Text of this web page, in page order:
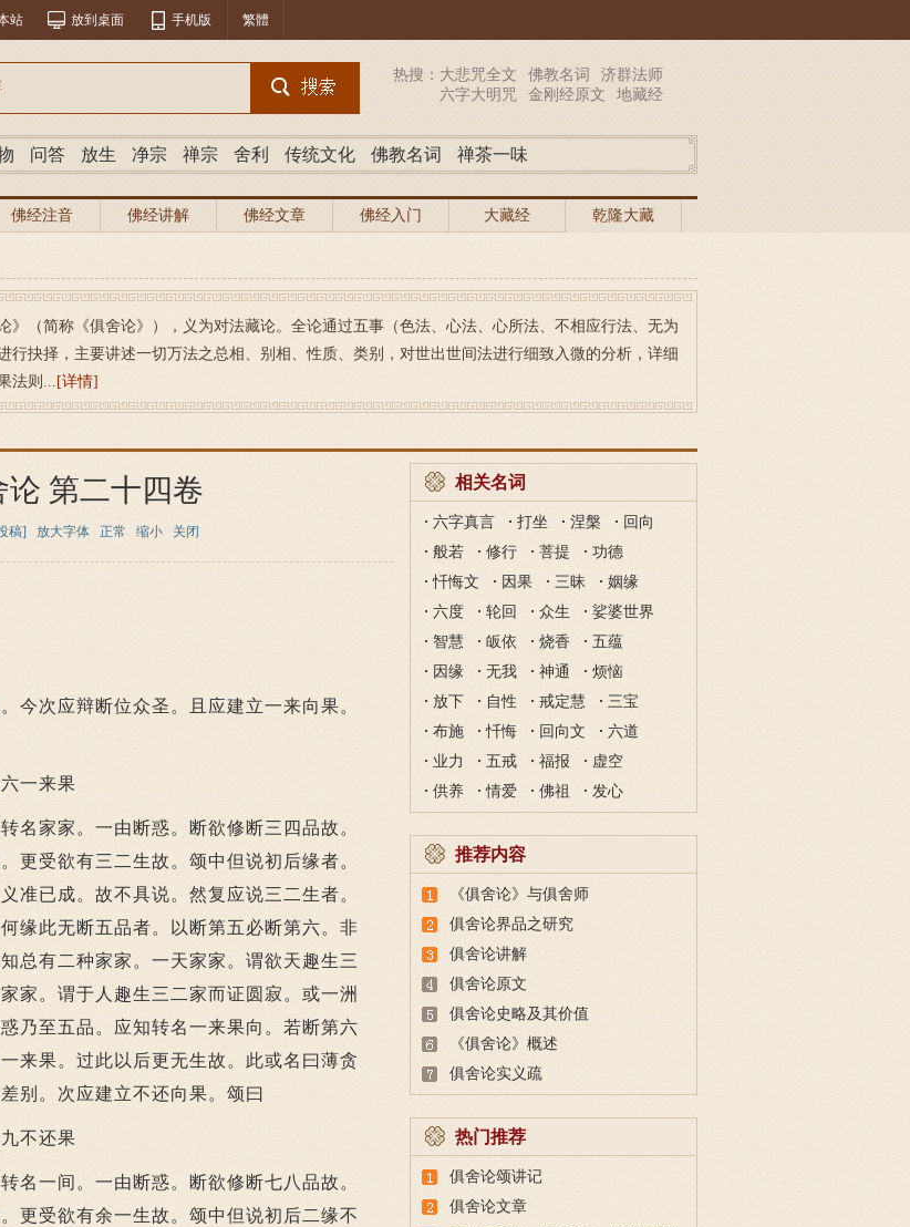
站 放到桌面 手机版 繁體
热搜： 大悲咒全文 佛教名词
济群法师
六字大明咒
金刚经原文 地藏经
问答 放生 净宗 禅宗 舍利 传统文化 佛教名词 禅茶一味
佛经注音 佛经讲解 佛经文章 佛经入门 大藏经
乾隆大藏
》（简称《俱舍论》），义为对法藏论。全论通过五事（色法、心法、心所法、不相应行法、无为
行抉择，主要讲述一切万法之总相、别相、性质、类别，对世出世间法进行细致入微的分析，详细
法则...[详情]
论 第二十四卷
稿] 放大字体 正常 缩小 关闭
次应辩断位众圣。且应建立一来向果。
一来果
家家。一由断惑。断欲修断三四品故。
更受欲有三二生故。颂中但说初后缘者。
准已成。故不具说。然复应说三二生者。
缘此无断五品者。以断第五必断第六。非
总有二种家家。一天家家。谓欲天趣生三
家。谓于人趣生三二家而证圆寂。或一洲
乃至五品。应知转名一来果向。若断第六
来果。过此以后更无生故。此或名曰薄贪
别。次应建立不还向果。颂曰
不还果
一间。一由断惑。断欲修断七八品故。
更受欲有余一生故。颂中但说初后二缘不
相关名词
六字真言 打坐 涅槃
回向
般若
修行 菩提
功德
忏悔文
因果 三昧
姻缘
六度
轮回 众生
娑婆世界
智慧
皈依 烧香
五蕴
因缘
无我 神通
烦恼
放下
自性 戒定慧
三宝
布施
忏悔 回向文
六道
业力
五戒 福报
虚空
供养
情爱 佛祖 发心
推荐内容
《俱舍论》与俱舍师
俱舍论界品之研究
俱舍论讲解
俱舍论原文
俱舍论史略及其价值
《俱舍论》概述
俱舍论实义疏
热门推荐
俱舍论颂讲记
俱舍论文章